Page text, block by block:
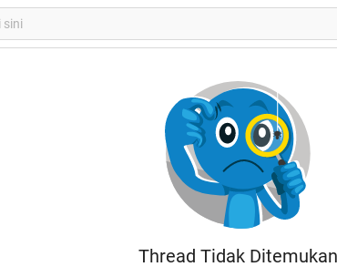
Thread Tidak Ditemukan